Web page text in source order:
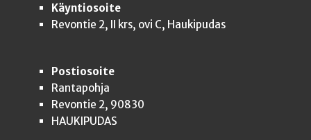
Käyntiosoite
Revontie 2, II krs, ovi C, Haukipudas
Postiosoite
Rantapohja
Revontie 2, 90830
HAUKIPUDAS